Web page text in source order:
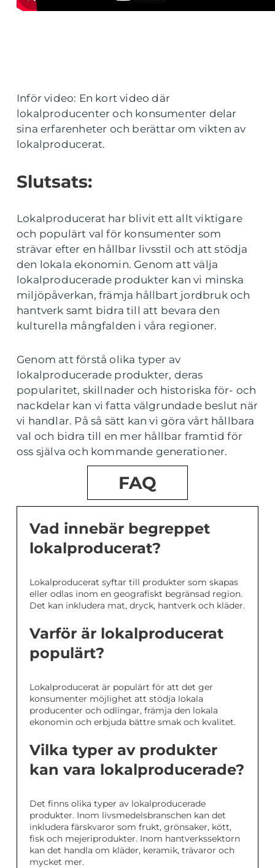
Inför video: En kort video där
lokalproducenter och konsumenter delar
sina erfarenheter och berättar om vikten av
lokalproducerat.
Slutsats:
Lokalproducerat har blivit ett allt viktigare
och populärt val för konsumenter som
strävar efter en hållbar livsstil och att stödja
den lokala ekonomin. Genom att välja
lokalproducerade produkter kan vi minska
miljöpåverkan, främja hållbart jordbruk och
hantverk samt bidra till att bevara den
kulturella mångfalden i våra regioner.
Genom att förstå olika typer av
lokalproducerade produkter, deras
popularitet, skillnader och historiska för- och
nackdelar kan vi fatta välgrundade beslut när
vi handlar. På så sätt kan vi göra vårt hållbara
val och bidra till en mer hållbar framtid för
oss själva och kommande generationer.
FAQ
Vad innebär begreppet
lokalproducerat?
Lokalproducerat syftar till produkter som skapas
eller odlas inom en geografiskt begränsad region.
Det kan inkludera mat, dryck, hantverk och kläder.
Varför är lokalproducerat
populärt?
Lokalproducerat är populärt för att det ger
konsumenter möjlighet att stödja lokala
producenter och odlingar, främja den lokala
ekonomin och erbjuda bättre smak och kvalitet.
Vilka typer av produkter
kan vara lokalproducerade?
Det finns olika typer av lokalproducerade
produkter. Inom livsmedelsbranschen kan det
inkludera färskvaror som frukt, grönsaker, kött,
fisk och mejeriprodukter. Inom hantverkssektorn
kan det handla om kläder, keramik, trävaror och
mycket mer.